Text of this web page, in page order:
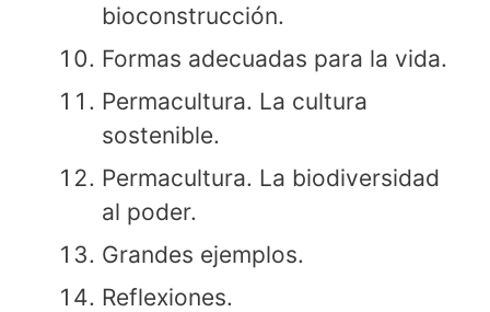
bioconstrucción.
Formas adecuadas para la vida.
Permacultura. La cultura
sostenible.
Permacultura. La biodiversidad
al poder.
Grandes ejemplos.
Reflexiones.